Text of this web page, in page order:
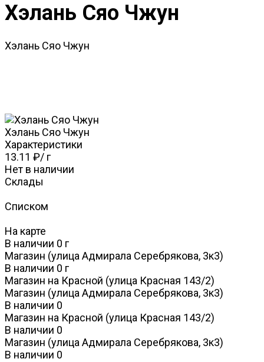
Хэлань Сяо Чжун
Хэлань Сяо Чжун
Хэлань Сяо Чжун
Характеристики
13.11 ₽/ г
Нет в наличии
Склады
Списком
На карте
В наличии 0 г
Магазин (улица Адмирала Серебрякова, 3к3)
В наличии 0 г
Магазин на Красной (улица Красная 143/2)
Магазин (улица Адмирала Серебрякова, 3к3)
В наличии 0
Магазин на Красной (улица Красная 143/2)
В наличии 0
Магазин (улица Адмирала Серебрякова, 3к3)
В наличии 0